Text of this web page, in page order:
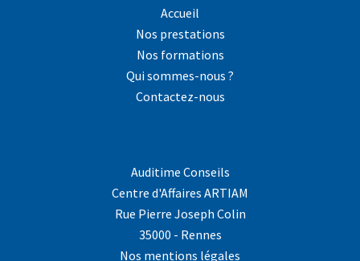
Accueil
Nos prestations
Nos formations
Qui sommes-nous ?
Contactez-nous
Auditime Conseils
Centre d'Affaires ARTIAM
Rue Pierre Joseph Colin
35000 - Rennes
Nos mentions légales